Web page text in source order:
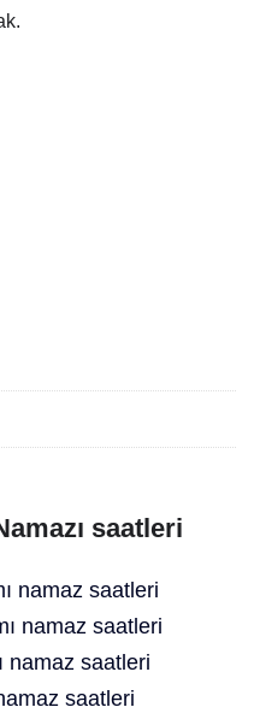
saatleri
namaz saatleri
namaz saatleri
namaz saatleri
saatleri